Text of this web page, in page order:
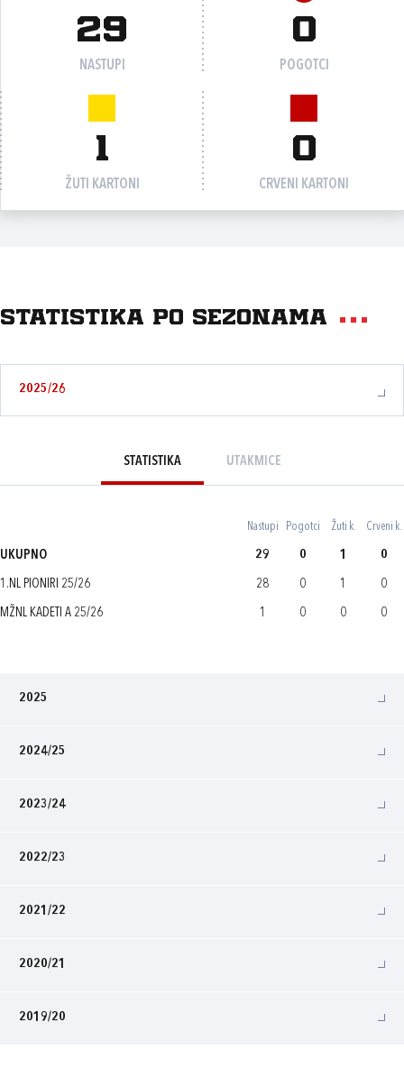
29
NASTUPI
0
POGOTCI
1
ŽUTI KARTONI
0
CRVENI KARTONI
Statistika po sezonama
2025/26
STATISTIKA UTAKMICE
Nastupi Pogotci Žuti k. Crveni k.
UKUPNO 29 0 1 0
1.NL PIONIRI 25/26 28 0 1 0
MŽNL KADETI A 25/26 1 0 0 0
2025
2024/25
2023/24
2022/23
2021/22
2020/21
2019/20